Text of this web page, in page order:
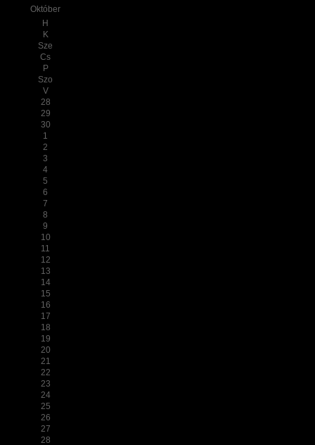
Október
H
K
Sze
Cs
P
Szo
V
28
29
30
1
2
3
4
5
6
7
8
9
10
11
12
13
14
15
16
17
18
19
20
21
22
23
24
25
26
27
28